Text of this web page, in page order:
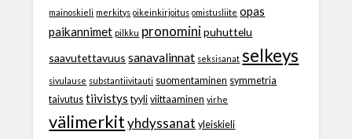
mainoskieli merkitys oikeinkirjoitus omistusliite opas
paikannimet pilkku pronomini puhuttelu
saavutettavuus sanavalinnat seksisanat selkeys
sivulause substantiivitauti suomentaminen symmetria
taivutus tiivistys tyyli viittaaminen virhe
välimerkit yhdyssanat yleiskieli